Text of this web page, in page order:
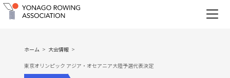
ホーム 大会情報
東京オリンピック アジア・オセアニア大陸予選代表決定